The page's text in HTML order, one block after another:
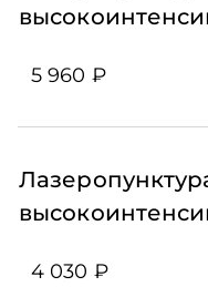
5 960 ₽
4 030 ₽